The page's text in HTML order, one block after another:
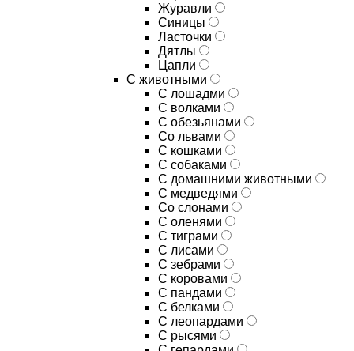
Журавли
Синицы
Ласточки
Дятлы
Цапли
С животными
С лошадми
С волками
С обезьянами
Со львами
С кошками
С собаками
С домашними животными
С медведями
Со слонами
С оленями
С тиграми
С лисами
С зебрами
С коровами
С пандами
С белками
С леопардами
С рысями